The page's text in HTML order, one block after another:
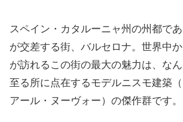
スペイン・カタルーニャ州の州都で
が交差する街、バルセロナ。世界中
が訪れるこの街の最大の魅力は、な
至る所に点在するモデルニスモ建築
アール・ヌーヴォー）の傑作群です。